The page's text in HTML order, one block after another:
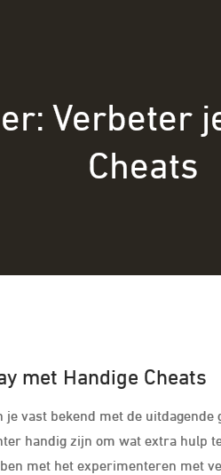
Verbeter
Cheats
met Handige Cheats
vast bekend met de uitdagende
handig zijn om wat extra hulp
met het experimenteren met